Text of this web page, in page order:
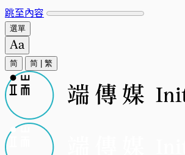
跳至內容
選單
简 简 繁